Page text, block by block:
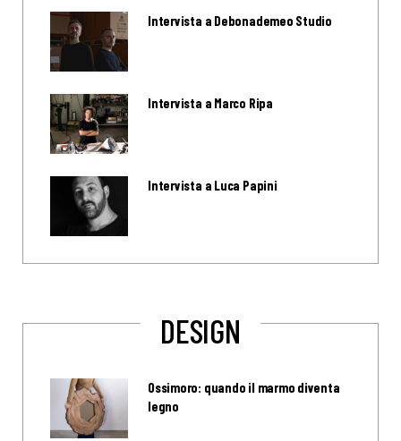
Intervista a Debonademeo Studio
Intervista a Marco Ripa
Intervista a Luca Papini
DESIGN
Ossimoro: quando il marmo diventa
legno